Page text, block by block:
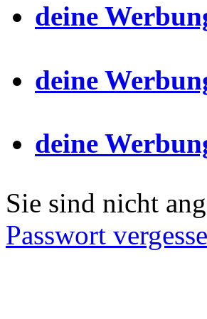
deine
deine
deine
Sie sind nicht
Passwort